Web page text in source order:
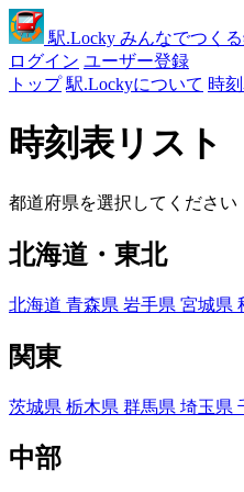
駅.Locky みんなでつく
ログイン ユーザー登録
トップ 駅.Lockyについて 時
時刻表リスト
都道府県を選択してください
北海道・東北
北海道 青森県 岩手県 宮城県
関東
茨城県 栃木県 群馬県 埼玉県
中部